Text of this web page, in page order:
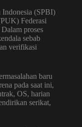
Indonesia (SPBI)
Federasi
proses
sebab
verifikasi
baru
pada saat ini,
OS, harian
serikat,